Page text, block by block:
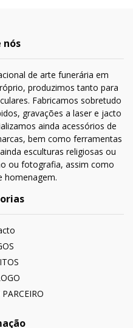
nós
de arte funerária em
produzimos tanto para
Fabricamos sobretudo
gravações a laser e jacto
ainda acessórios de
bem como ferramentas
esculturas religiosas ou
ou fotografia, assim como
homenagem.